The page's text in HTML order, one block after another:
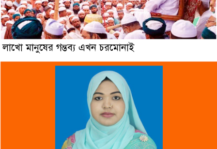
লাখো মানুষের গন্তব্য এখন চরমোনাই